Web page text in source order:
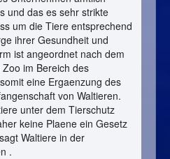
und das es sehr strikte
um die Tiere entsprechend
ihrer Gesundheit und
ist angeordnet nach dem
im Bereich des
eine Ergaenzung des
von Waltieren.
unter dem Tierschutz
keine Plaene ein Gesetz
Waltiere in der
.